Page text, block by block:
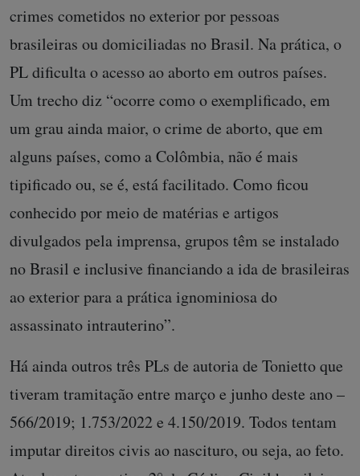
crimes cometidos no exterior por pessoas
brasileiras ou domiciliadas no Brasil. Na prática, o
PL dificulta o acesso ao aborto em outros países.
Um trecho diz “ocorre como o exemplificado, em
um grau ainda maior, o crime de aborto, que em
alguns países, como a Colômbia, não é mais
tipificado ou, se é, está facilitado. Como ficou
conhecido por meio de matérias e artigos
divulgados pela imprensa, grupos têm se instalado
no Brasil e inclusive financiando a ida de brasileiras
ao exterior para a prática ignominiosa do
assassinato intrauterino”.
Há ainda outros três PLs de autoria de Tonietto que
tiveram tramitação entre março e junho deste ano –
566/2019; 1.753/2022 e 4.150/2019. Todos tentam
imputar direitos civis ao nascituro, ou seja, ao feto.